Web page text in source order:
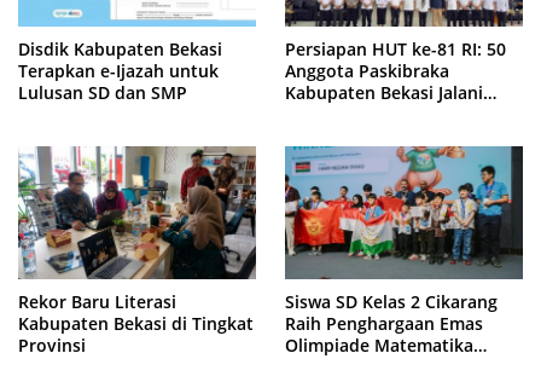
Disdik Kabupaten Bekasi
Terapkan e-Ijazah untuk
Lulusan SD dan SMP
Persiapan HUT ke-81 RI: 50
Anggota Paskibraka
Kabupaten Bekasi Jalani
Rekor Baru Literasi
Kabupaten Bekasi di Tingkat
Provinsi
Siswa SD Kelas 2 Cikarang
Raih Penghargaan Emas
Olimpiade Matematika